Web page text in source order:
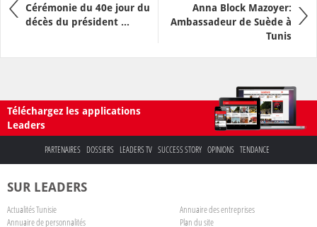
Cérémonie du 40e jour du
décès du président ...
Anna Block Mazoyer:
Ambassadeur de Suède à
Tunis
Téléchargez les applications
Leaders
PARTENAIRES DOSSIERS LEADERS TV SUCCESS STORY OPINIONS TENDANCE
SUR LEADERS
Actualités Tunisie
Annuaire des entreprises
Annuaire de personnalités
Plan du site